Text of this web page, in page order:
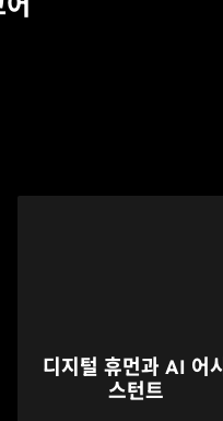
디지털 휴먼과 AI 어시
스턴트